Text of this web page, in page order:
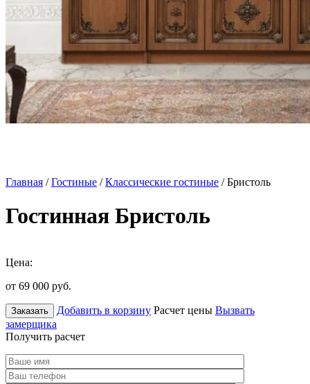
Главная /Гостиные /Классические гостиные / Бристоль
Гостинная Бристоль
Цена:
от 69 000 руб.
Заказать Добавить в корзину Расчет цены Вызвать
замерщика
Получить расчет